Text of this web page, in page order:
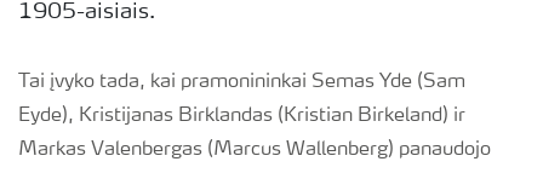
Karjera
1905-aisiais.
Tai įvyko tada, kai pramonininkai Semas Yde (Sam
Eyde), Kristijanas Birklandas (Kristian Birkeland) ir
Markas Valenbergas (Marcus Wallenberg) panaudojo